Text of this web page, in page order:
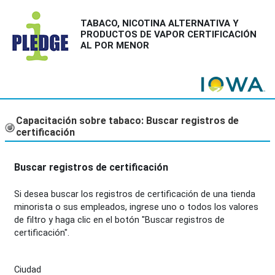
TABACO, NICOTINA ALTERNATIVA Y
PRODUCTOS DE VAPOR CERTIFICACIÓN
AL POR MENOR
Capacitación sobre tabaco:Buscar registros de
certificación
Buscar registros de certificación
Si desea buscar los registros de certificación de una tienda
minorista o sus empleados, ingrese uno o todos los valores
de filtro y haga clic en el botón "Buscar registros de
certificación".
Ciudad